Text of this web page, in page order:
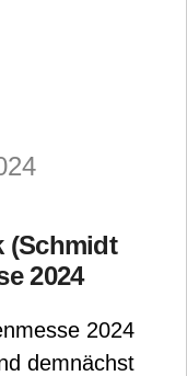
(Schmidt
2024
2024
demnächst